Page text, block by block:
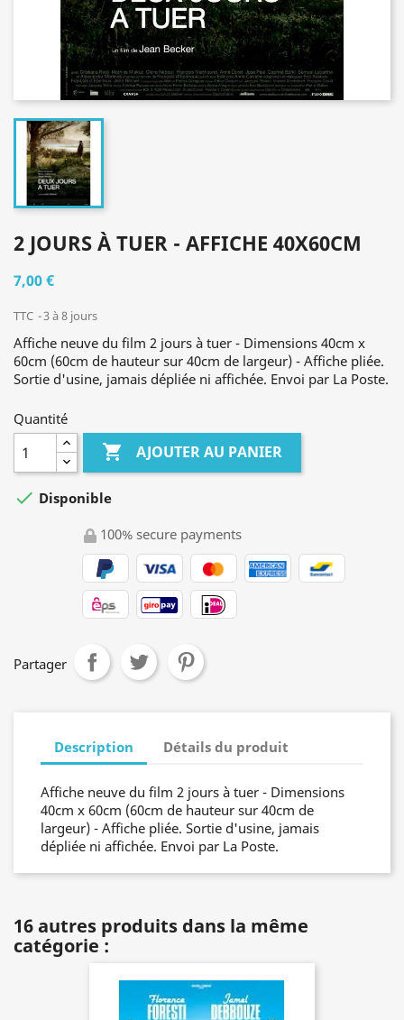
2 JOURS À TUER - AFFICHE 40X60CM
7,00 €
TTC 3 à 8 jours
Affiche neuve du film 2 jours à tuer - Dimensions 40cm x
60cm (60cm de hauteur sur 40cm de largeur) - Affiche pliée.
Sortie d'usine, jamais dépliée ni affichée. Envoi par La Poste.
Quantité
 AJOUTER AU PANIER
 Disponible
100% secure payments
Partager
Description Détails du produit
Affiche neuve du film 2 jours à tuer - Dimensions
40cm x 60cm (60cm de hauteur sur 40cm de
largeur) - Affiche pliée. Sortie d'usine, jamais
dépliée ni affichée. Envoi par La Poste.
16 autres produits dans la même
catégorie :